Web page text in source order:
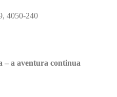
4050-240
– a aventura continua